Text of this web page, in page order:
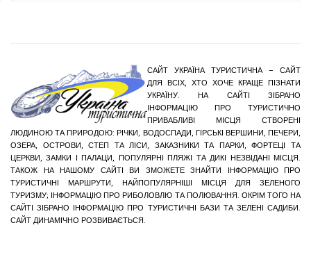
САЙТ УКРАЇНА ТУРИСТИЧНА – САЙТ
ДЛЯ ВСІХ, ХТО ХОЧЕ КРАЩЕ ПІЗНАТИ
УКРАЇНУ. НА САЙТІ ЗІБРАНО
ІНФОРМАЦІЮ ПРО ТУРИСТИЧНО
ПРИВАБЛИВІ МІСЦЯ СТВОРЕНІ
ЛЮДИНОЮ ТА ПРИРОДОЮ: РІЧКИ, ВОДОСПАДИ, ГІРСЬКІ ВЕРШИНИ, ПЕЧЕРИ,
ОЗЕРА, ОСТРОВИ, СТЕП ТА ЛІСИ, ЗАКАЗНИКИ ТА ПАРКИ, ФОРТЕЦІ ТА
ЦЕРКВИ, ЗАМКИ І ПАЛАЦИ, ПОПУЛЯРНІ ПЛЯЖІ ТА ДИКІ НЕЗВІДАНІ МІСЦЯ.
ТАКОЖ НА НАШОМУ САЙТІ ВИ ЗМОЖЕТЕ ЗНАЙТИ ІНФОРМАЦІЮ ПРО
ТУРИСТИЧНІ МАРШРУТИ, НАЙПОПУЛЯРНІШІ МІСЦЯ ДЛЯ ЗЕЛЕНОГО
ТУРИЗМУ; ІНФОРМАЦІЮ ПРО РИБОЛОВЛЮ ТА ПОЛЮВАННЯ. ОКРІМ ТОГО НА
САЙТІ ЗІБРАНО ІНФОРМАЦІЮ ПРО ТУРИСТИЧНІ БАЗИ ТА ЗЕЛЕНІ САДИБИ.
САЙТ ДИНАМІЧНО РОЗВИВАЄТЬСЯ.